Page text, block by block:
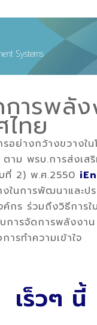
ารพลัง
ไทย
รอย่างกว้างขวางใ
าม พรบ.การส่งเส
ที่ 2) พ.ศ.2550
งในการพัฒนาและปร
ค์กร ร่วมถึงวิธีการ
บการจัดการพลังงา
ารทำความเข้าใจ
เร็วๆ นี้